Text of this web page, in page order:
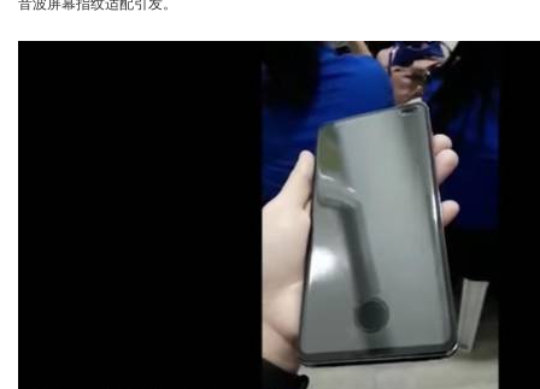
音波屏幕指纹适配引发。